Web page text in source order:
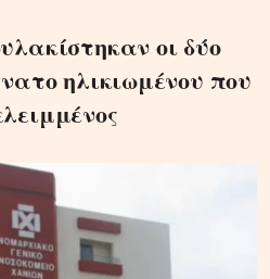
οι δύο
ηλικιωμένου που